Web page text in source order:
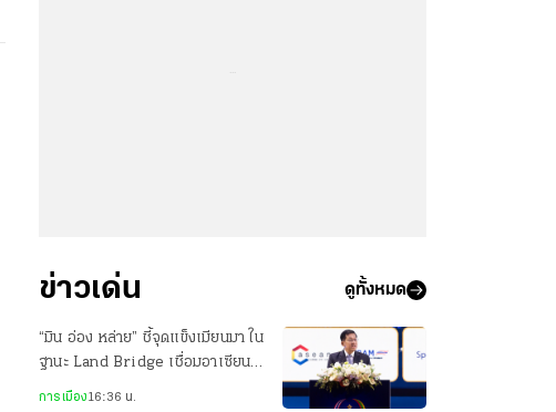
ข่าวเด่น ดูทั้งหมด
“มิน อ่อง หล่าย” ชี้จุดแข็งเมียนมา ใน
ฐานะ Land Bridge เชื่อมอาเซียน-
เอเชียตะวันออก
การเมือง16:36 น.